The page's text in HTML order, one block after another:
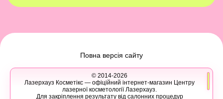
Повна версія сайту
© 2014-2026
Лазерхауз Косметікс — офіційний інтернет-магазин Центру
лазерної косметології Лазерхауз.
Для закріплення результату від салонних процедур